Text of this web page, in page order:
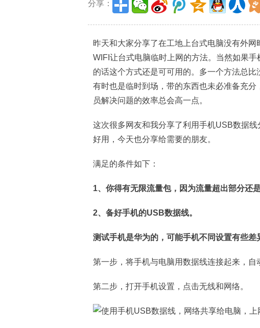
分享：
昨天和大家分享了在工地上台式电脑没有外
WIFI让台式电脑临时上网的方法。当然如果
的话这个方式还是可可用的。多一个方法总比
有时也是临时到场，带的东西也未必准备充
员解决问题的效率总会高一点。
这次很多网友和我分享了利用手机USB数据
好用，今天也分享给需要的朋友。
满足的条件如下：
1、你得有无限流量包，因为流量超出部分还
2、备好手机的USB数据线。
测试手机是华为的，可能手机不同设置有些差
第一步，将手机与电脑用数据线连接起来，自
第二步，打开手机设置，点击无线和网络。